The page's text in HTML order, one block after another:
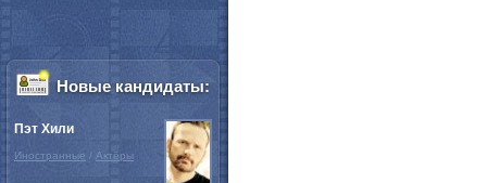
Новые кандидаты:
Пэт Хили
Иностранные / Актёры